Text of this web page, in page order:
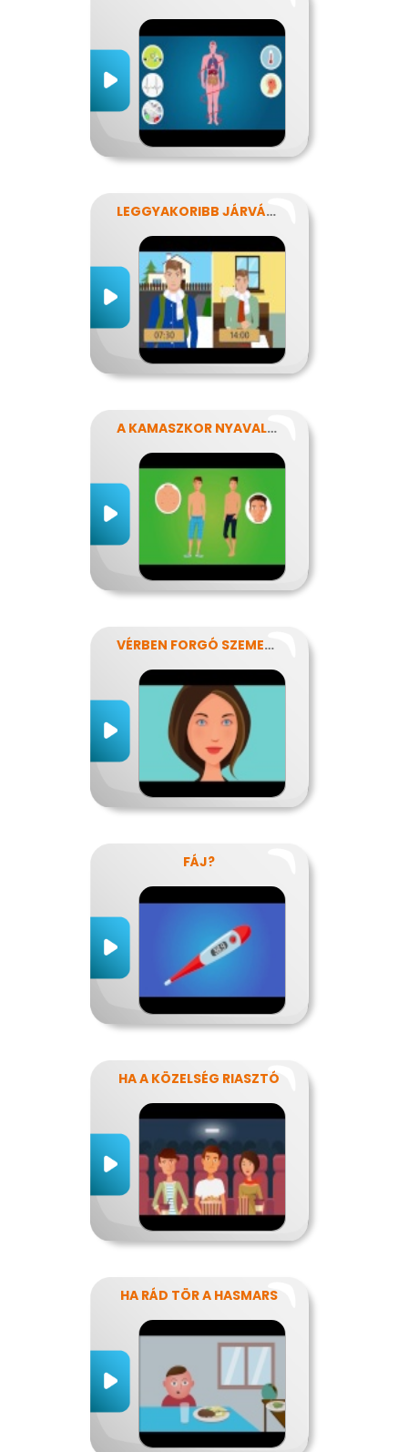
LEGGYAKORIBB JÁRVÁNYUNK
A KAMASZKOR NYAVALYÁI
VÉRBEN FORGÓ SZEMEKKEL
FÁJ?
HA A KÖZELSÉG RIASZTÓ
HA RÁD TÖR A HASMARS